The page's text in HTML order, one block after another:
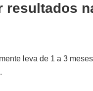
resultados
leva de 1 a 3